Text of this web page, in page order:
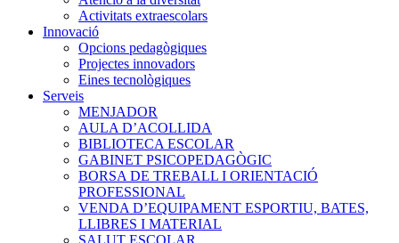
Activitats extraescolars
Innovació
Opcions pedagògiques
Projectes innovadors
Eines tecnològiques
Serveis
MENJADOR
AULA D’ACOLLIDA
BIBLIOTECA ESCOLAR
GABINET PSICOPEDAGÒGIC
BORSA DE TREBALL I ORIENTACIÓ
PROFESSIONAL
VENDA D’EQUIPAMENT ESPORTIU, BATES,
LLIBRES I MATERIAL
SALUT ESCOLAR